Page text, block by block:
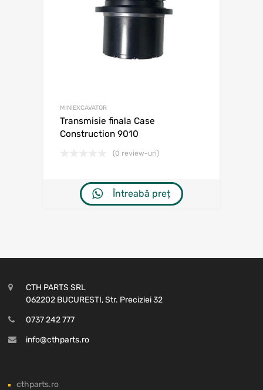
MINIEXCAVATOR
Transmisie finala Case
Construction 9010
(0 review-uri)
Întreabă preț
CTH PARTS SRL
062202 BUCURESTI, Str. Preciziei 32
0737 242 777
info@cthparts.ro
cthparts.ro